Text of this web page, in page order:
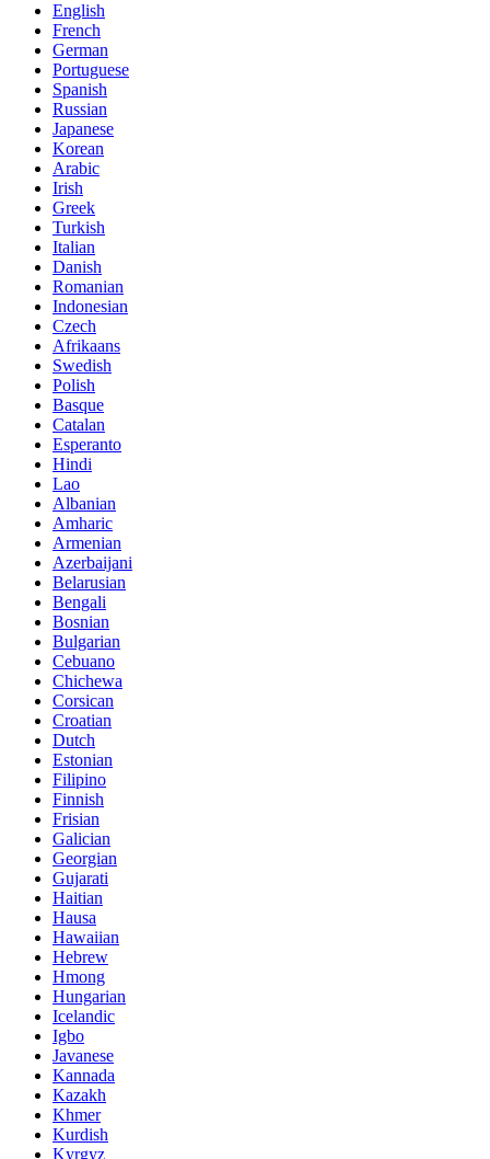
English
French
German
Portuguese
Spanish
Russian
Japanese
Korean
Arabic
Irish
Greek
Turkish
Italian
Danish
Romanian
Indonesian
Czech
Afrikaans
Swedish
Polish
Basque
Catalan
Esperanto
Hindi
Lao
Albanian
Amharic
Armenian
Azerbaijani
Belarusian
Bengali
Bosnian
Bulgarian
Cebuano
Chichewa
Corsican
Croatian
Dutch
Estonian
Filipino
Finnish
Frisian
Galician
Georgian
Gujarati
Haitian
Hausa
Hawaiian
Hebrew
Hmong
Hungarian
Icelandic
Igbo
Javanese
Kannada
Kazakh
Khmer
Kurdish
Kyrgyz